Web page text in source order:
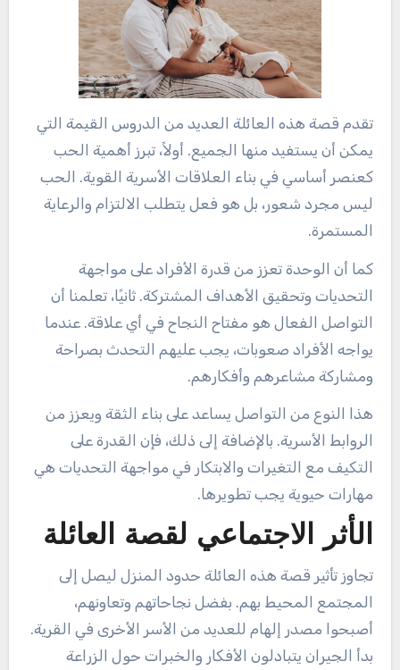
تقدم قصة هذه العائلة العديد من الدروس القيمة التي
يمكن أن يستفيد منها الجميع. أولاً، تبرز أهمية الحب
كعنصر أساسي في بناء العلاقات الأسرية القوية. الحب
ليس مجرد شعور، بل هو فعل يتطلب الالتزام والرعاية
المستمرة.
كما أن الوحدة تعزز من قدرة الأفراد على مواجهة
التحديات وتحقيق الأهداف المشتركة. ثانيًا، تعلمنا أن
التواصل الفعال هو مفتاح النجاح في أي علاقة. عندما
يواجه الأفراد صعوبات، يجب عليهم التحدث بصراحة
ومشاركة مشاعرهم وأفكارهم.
هذا النوع من التواصل يساعد على بناء الثقة ويعزز من
الروابط الأسرية. بالإضافة إلى ذلك، فإن القدرة على
التكيف مع التغيرات والابتكار في مواجهة التحديات هي
مهارات حيوية يجب تطويرها.
الأثر الاجتماعي لقصة العائلة
تجاوز تأثير قصة هذه العائلة حدود المنزل ليصل إلى
المجتمع المحيط بهم. بفضل نجاحاتهم وتعاونهم،
أصبحوا مصدر إلهام للعديد من الأسر الأخرى في القرية.
بدأ الجيران يتبادلون الأفكار والخبرات حول الزراعة